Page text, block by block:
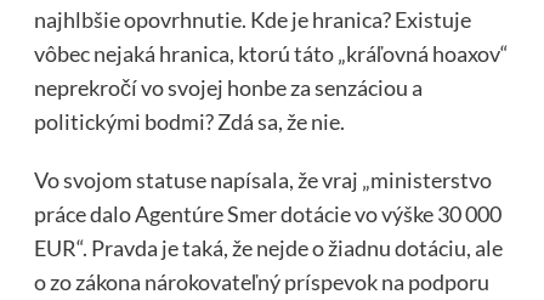
najhlbšie opovrhnutie. Kde je hranica? Existuje
vôbec nejaká hranica, ktorú táto „kráľovná hoaxov“
neprekročí vo svojej honbe za senzáciou a
politickými bodmi? Zdá sa, že nie.
Vo svojom statuse napísala, že vraj „ministerstvo
práce dalo Agentúre Smer dotácie vo výške 30 000
EUR“. Pravda je taká, že nejde o žiadnu dotáciu, ale
o zo zákona nárokovateľný príspevok na podporu